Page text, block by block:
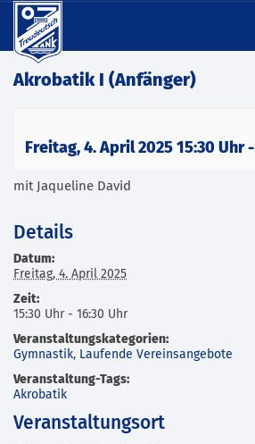
Akrobatik I (Anfänger)
Freitag, 4. April 2025 15:30 Uhr-
mit Jaqueline David
Details
Datum:
Freitag, 4. April 2025
Zeit:
15:30 Uhr - 16:30 Uhr
Veranstaltungskategorien:
Gymnastik, Laufende Vereinsangebote
Veranstaltung-Tags:
Akrobatik
Veranstaltungsort